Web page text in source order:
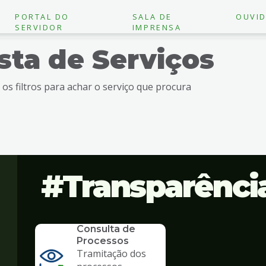
PORTAL DO
SERVIDOR
SALA DE
IMPRENSA
de Serviços
os filtros para achar o serviço que procura
Consulta de
Processos
Tramitação dos